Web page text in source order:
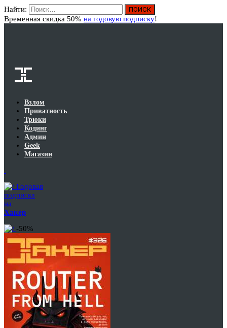
Найти:
Временная скидка 50% на годовую подписку!
Взлом
Приватность
Трюки
Кодинг
Админ
Geek
Магазин
Годовая
подписка
на
Хакер
-50%